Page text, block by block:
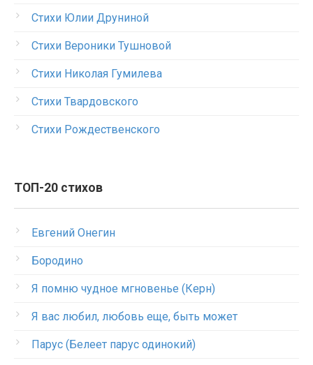
Стихи Юлии Друниной
Стихи Вероники Тушновой
Стихи Николая Гумилева
Стихи Твардовского
Стихи Рождественского
ТОП-20 стихов
Евгений Онегин
Бородино
Я помню чудное мгновенье (Керн)
Я вас любил, любовь еще, быть может
Парус (Белеет парус одинокий)